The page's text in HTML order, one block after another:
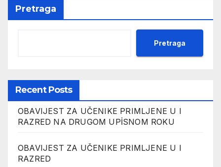
Pretraga
Pretraga
Recent Posts
OBAVIJEST ZA UČENIKE PRIMLJENE U I
RAZRED NA DRUGOM UPİSNOM ROKU
OBAVIJEST ZA UČENIKE PRIMLJENE U I
RAZRED